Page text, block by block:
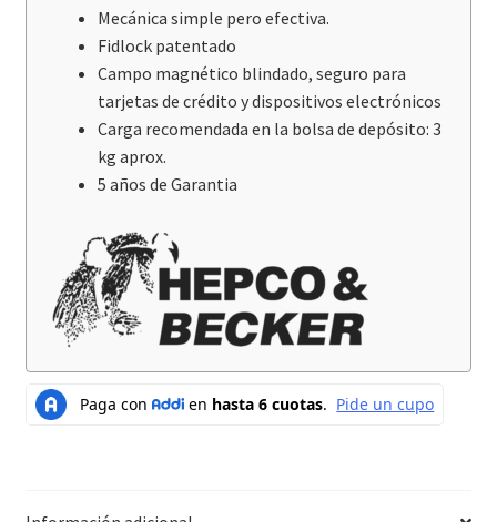
Mecánica simple pero efectiva.
Fidlock patentado
Campo magnético blindado, seguro para
tarjetas de crédito y dispositivos electrónicos
Carga recomendada en la bolsa de depósito: 3
kg aprox.
5 años de Garantia